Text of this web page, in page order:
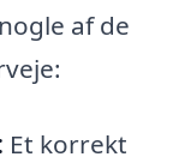
af de
Et korrekt